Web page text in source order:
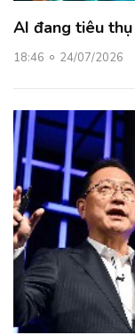
AI đang tiêu
18:46 24/07/2026